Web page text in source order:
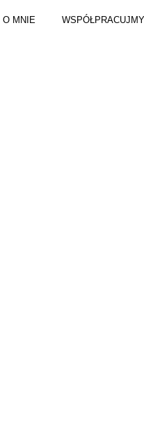
O MNIE WSPÓŁPRACUJMY